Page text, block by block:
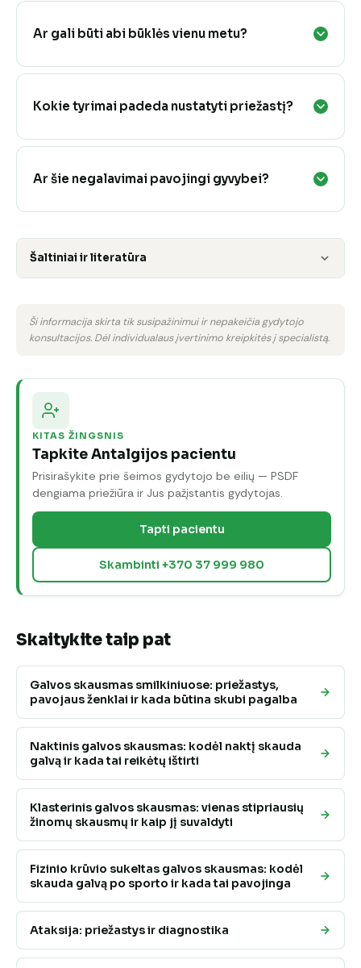
Ar gali būti abi būklės vienu metu?
Kokie tyrimai padeda nustatyti priežastį?
Ar šie negalavimai pavojingi gyvybei?
Šaltiniai ir literatūra
Ši informacija skirta tik susipažinimui ir nepakeičia gydytojo
konsultacijos. Dėl individualaus įvertinimo kreipkitės į specialistą.
KITAS ŽINGSNIS
Tapkite Antalgijos pacientu
Prisirašykite prie šeimos gydytojo be eilių — PSDF
dengiama priežiūra ir Jus pažįstantis gydytojas.
Tapti pacientu
Skambinti +370 37 999 980
Skaitykite taip pat
Galvos skausmas smilkiniuose: priežastys,
pavojaus ženklai ir kada būtina skubi pagalba
Naktinis galvos skausmas: kodėl naktį skauda
galvą ir kada tai reikėtų ištirti
Klasterinis galvos skausmas: vienas stipriausių
žinomų skausmų ir kaip jį suvaldyti
Fizinio krūvio sukeltas galvos skausmas: kodėl
skauda galvą po sporto ir kada tai pavojinga
Ataksija: priežastys ir diagnostika